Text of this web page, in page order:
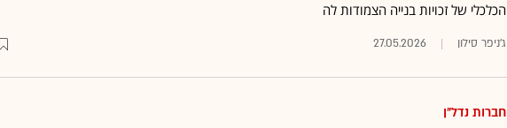
הכלכלי של זכויות בנייה הצמודות לה
ג'ניפר סילון 27.05.2026
חברות נדל"ן